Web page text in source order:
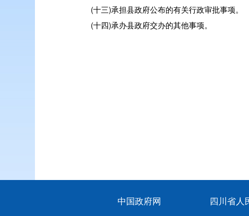
(十三)承担县政府公布的有关行政审批事项。
(十四)承办县政府交办的其他事项。
中国政府网 四川省人